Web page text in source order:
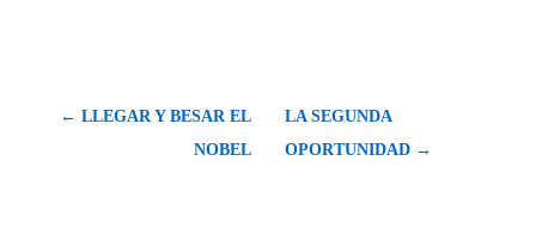
← LLEGAR Y BESAR EL
NOBEL
LA SEGUNDA
OPORTUNIDAD →